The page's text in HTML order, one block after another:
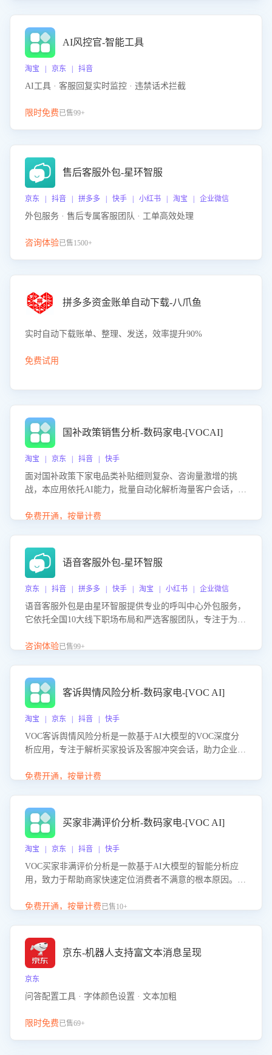
AI风控官-智能工具
淘宝 | 京东 | 抖音
AI工具 · 客服回复实时监控 · 违禁话术拦截
限时免费已售99+
售后客服外包-星环智服
京东 | 抖音 | 拼多多 | 快手 | 小红书 | 淘宝 | 企业微信
外包服务 · 售后专属客服团队 · 工单高效处理
咨询体验已售1500+
拼多多资金账单自动下载-八爪鱼
实时自动下载账单、整理、发送，效率提升90%
免费试用
国补政策销售分析-数码家电-[VOCAI]
淘宝 | 京东 | 抖音 | 快手
面对国补政策下家电品类补贴细则复杂、咨询量激增的挑
战，本应用依托AI能力，批量自动化解析海量客户会话，精
购买意向，深度洞察决策动因。同时全面评估客服团队政策
度、客服转化能力及销售业绩。
免费开通，按量计费
语音客服外包-星环智服
京东 | 抖音 | 拼多多 | 快手 | 淘宝 | 小红书 | 企业微信
语音客服外包是由星环智服提供专业的呼叫中心外包服务，
它依托全国10大线下职场布局和严选客服团队，专注于为企
客服团队和智能工具提升语音客服服务效率和质量，帮助企
咨询体验已售99+
客诉舆情风险分析-数码家电-[VOC AI]
淘宝 | 京东 | 抖音 | 快手
VOC客诉舆情风险分析是一款基于AI大模型的VOC深度分
析应用，专注于解析买家投诉及客服冲突会话，助力企业精
别客户情绪、归因争议根源，并客观评估客服应对合理性与
能力，阻断差评扩散，维护品牌声誉，实现客户满意度的持
续提升。
免费开通，按量计费
买家非满评价分析-数码家电-[VOC AI]
淘宝 | 京东 | 抖音 | 快手
VOC买家非满评价分析是一款基于AI大模型的智能分析应
用，致力于帮助商家快速定位消费者不满意的根本原因。该
客服原因或其它部门原因，明确责任归属，提供可落地的改
改，有效提升客户满意度和店铺整体服务质量。
免费开通，按量计费已售10+
京东-机器人支持富文本消息呈现
京东
问答配置工具 · 字体颜色设置 · 文本加粗
限时免费已售69+